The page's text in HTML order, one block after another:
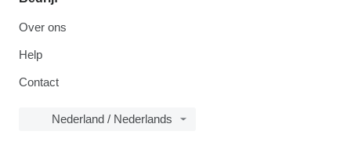
Over ons
Help
Contact
Nederland / Nederlands